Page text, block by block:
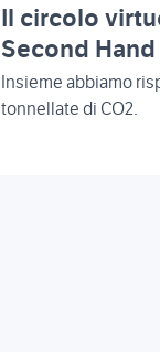
Il circolo
Second Hand
Insieme abbiamo
tonnellate di CO2.